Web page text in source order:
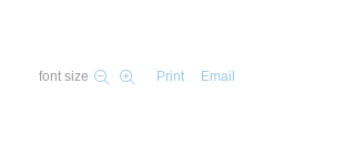
font size Print Email